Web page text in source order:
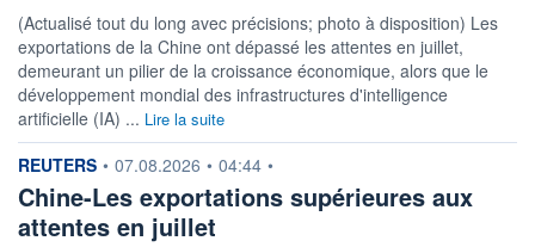
(Actualisé tout du long avec précisions; photo à disposition) Les
exportations de la Chine ont dépassé les attentes en juillet,
demeurant un pilier de la croissance économique, alors que le
développement mondial des infrastructures d'intelligence
artificielle (IA) ... Lire la suite
information fournie par
REUTERS • 07.08.2026 • 04:44 •
Chine-Les exportations supérieures aux
attentes en juillet